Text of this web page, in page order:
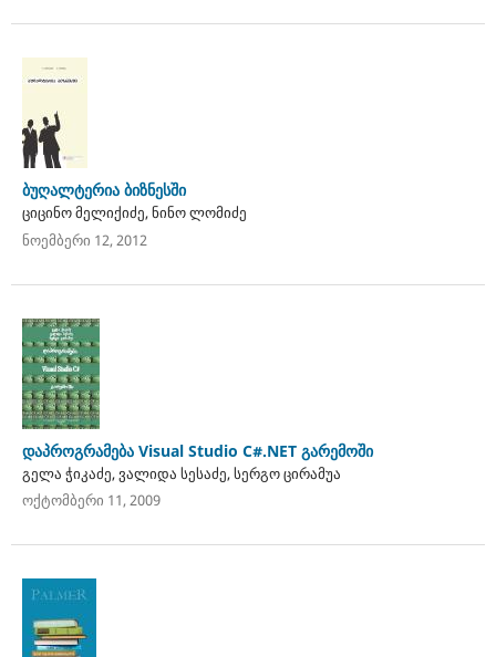
ბუღალტერია ბიზნესში
ციცინო მელიქიძე, ნინო ლომიძე
ნოემბერი 12, 2012
დაპროგრამება Visual Studio C#.NET გარემოში
გელა ჭიკაძე, ვალიდა სესაძე, სერგო ცირამუა
ოქტომბერი 11, 2009